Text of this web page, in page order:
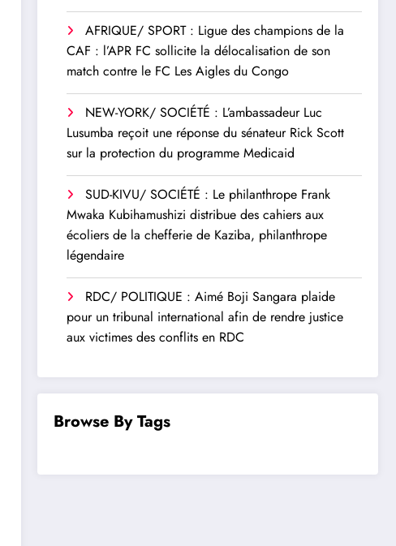
AFRIQUE/ SPORT : Ligue des champions de la
CAF : l’APR FC sollicite la délocalisation de son
match contre le FC Les Aigles du Congo
NEW-YORK/ SOCIÉTÉ : L’ambassadeur Luc
Lusumba reçoit une réponse du sénateur Rick Scott
sur la protection du programme Medicaid
SUD-KIVU/ SOCIÉTÉ : Le philanthrope Frank
Mwaka Kubihamushizi distribue des cahiers aux
écoliers de la chefferie de Kaziba, philanthrope
légendaire
RDC/ POLITIQUE : Aimé Boji Sangara plaide
pour un tribunal international afin de rendre justice
aux victimes des conflits en RDC
Browse By Tags